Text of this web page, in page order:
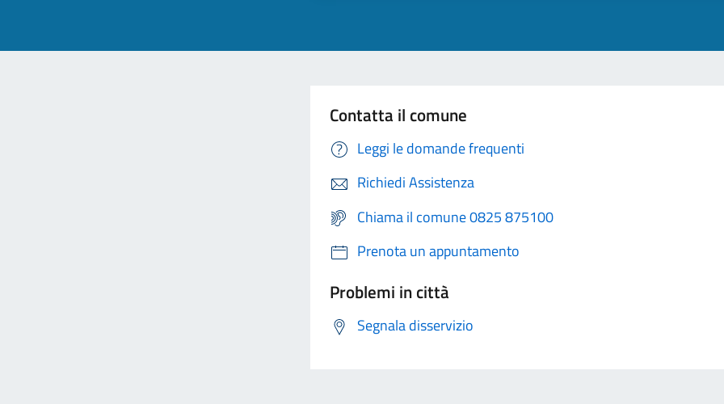
Contatta il comune
Leggi le domande frequenti
Richiedi Assistenza
Chiama il comune 0825 875100
Prenota un appuntamento
Problemi in città
Segnala disservizio